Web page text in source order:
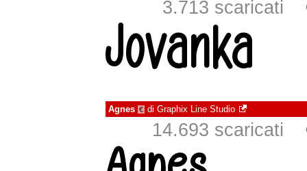
3.713 scaricati
Agnes € di Graphix Line Studio
14.693 scaricati